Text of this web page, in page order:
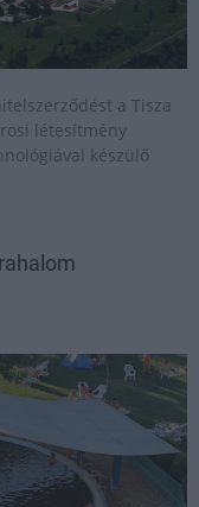
a Tisza
létesítmény
készülő